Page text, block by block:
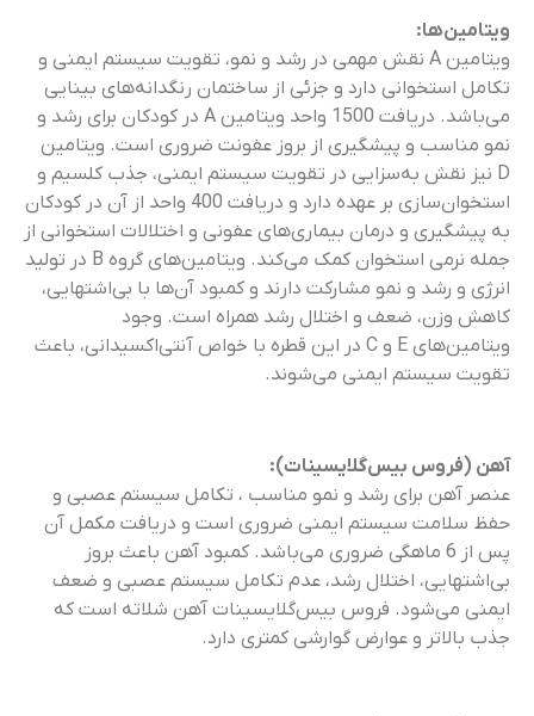
ویتامین‌ها:
ویتامین A نقش مهمی در رشد و نمو، تقویت سیستم ایمنی و
تکامل استخوانی دارد و جزئی از ساختمان رنگدانه‌های بینایی
می‌باشد. دریافت 1500 واحد ویتامین A در کودکان برای رشد و
نمو مناسب و پیشگیری از بروز عفونت ضروری است. ویتامین
D نیز نقش به‌سزایی در تقویت سیستم ایمنی، جذب کلسیم و
استخوان‌سازی بر عهده دارد و دریافت 400 واحد از آن در کودکان
به پیشگیری و درمان بیماری‌های عفونی و اختلالات استخوانی از
جمله نرمی استخوان کمک می‌کند. ویتامین‌های گروه B در تولید
انرژی و رشد و نمو مشارکت دارند و کمبود آن‌ها با بی‌اشتهایی،
کاهش وزن، ضعف و اختلال رشد همراه است. وجود
ویتامین‌های E و C در این قطره با خواص آنتی‌اکسیدانی، باعث
تقویت سیستم ایمنی می‌شوند.
آهن (فروس بیس‌گلایسینات):
عنصر آهن برای رشد و نمو مناسب ، تکامل سیستم عصبی و
حفظ سلامت سیستم ایمنی ضروری است و دریافت مکمل آن
پس از 6 ماهگی ضروری می‌باشد. کمبود آهن باعث بروز
بی‌اشتهایی، اختلال رشد، عدم تکامل سیستم عصبی و ضعف
ایمنی می‌شود. فروس بیس‌گلایسینات آهن شلاته است که
جذب بالاتر و عوارض گوارشی کمتری دارد.